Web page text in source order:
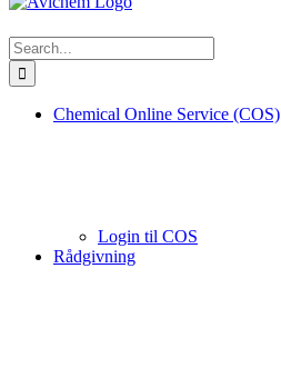
Search
for:
Chemical Online Service (COS)
Login til COS
Rådgivning